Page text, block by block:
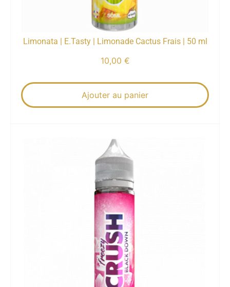
Limonata | E.Tasty | Limonade Cactus Frais | 50 ml
10,00 €
Ajouter au panier